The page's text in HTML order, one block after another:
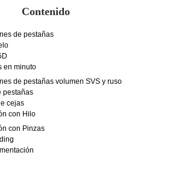
de pestañas
en minuto
de pestañas volumen SVS y ruso
pestañas
cejas
con Hilo
con Pinzas
Contenido